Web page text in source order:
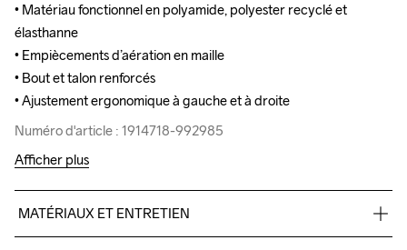
• Matériau fonctionnel en polyamide, polyester recyclé et
élasthanne
• Empiècements d’aération en maille
• Bout et talon renforcés
• Ajustement ergonomique à gauche et à droite
Numéro d'article : 1914718-992985
• Matériau fonctionnel en polyamide, polyester recyclé et
élasthanne
• Empiècements d’aération en maille
• Bout et talon renforcés
• Ajustement ergonomique à gauche et à droite
Numéro d'article : 1914718-992985
Afficher plus
MATÉRIAUX ET ENTRETIEN